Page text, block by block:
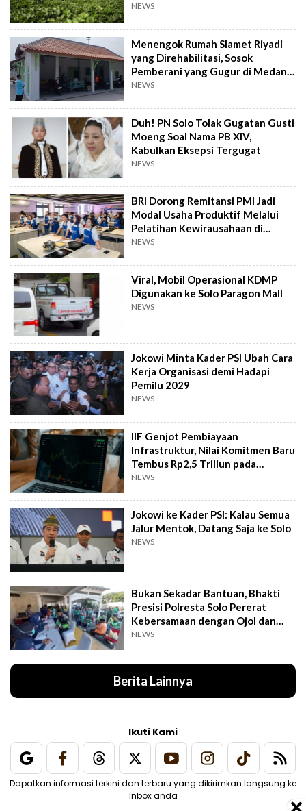
NEWS
Menengok Rumah Slamet Riyadi
yang Direhabilitasi, Sosok
Pemberani yang Gugur di Medan
Perang
NEWS
Duh! PN Solo Tolak Gugatan Gusti
Moeng Soal Nama PB XIV,
Kabulkan Eksepsi Tergugat
NEWS
BRI Dorong Remitansi PMI Jadi
Modal Usaha Produktif Melalui
Pelatihan Kewirausahaan di
Taiwan
NEWS
Viral, Mobil Operasional KDMP
Digunakan ke Solo Paragon Mall
NEWS
Jokowi Minta Kader PSI Ubah Cara
Kerja Organisasi demi Hadapi
Pemilu 2029
NEWS
IIF Genjot Pembiayaan
Infrastruktur, Nilai Komitmen Baru
Tembus Rp2,5 Triliun pada
Semester I 2026
NEWS
Jokowi ke Kader PSI: Kalau Semua
Jalur Mentok, Datang Saja ke Solo
NEWS
Bukan Sekadar Bantuan, Bhakti
Presisi Polresta Solo Pererat
Kebersamaan dengan Ojol dan
Supeltas
NEWS
Berita Lainnya
Ikuti Kami
Dapatkan informasi terkini dan terbaru yang dikirimkan langsung ke
Inbox anda